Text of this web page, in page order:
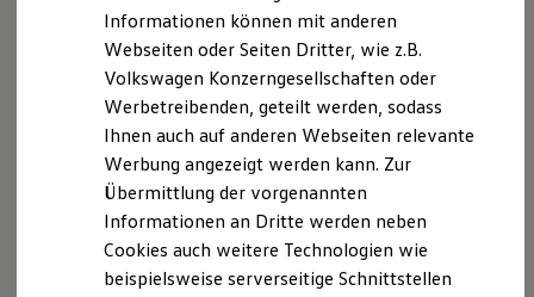
Golf Kollektion
Volkswagen Kollektion
R-Kollektion
GTI Kollektion
Fußball Drop
we drive football
#wedriveproud
Besitzer und Service
myVolkswagen
Software Updates
Service und Ersatzteile
Inspektion und HU/AU
Telefonschnittstelle „Comfort“ mit induktiver Ladefunktion
und vielem mehr.
VariantStyle
Mit 17-Zoll-Leichtmetallrädern „Nottingham“,
Fahrprofilauswahl, LED-Plus-Scheinwerfern, 30-farbiger
Ambientebeleuchtung, ergoActive-Sitzen, Mittelbahnen der
Vorder- und der äußeren Rücksitze in Mikrovlies „ArtVelours
Eco“, Klimaanlage „Air Care Climatronic“ mit 3-Zonen-
Informationen können mit anderen
Webseiten oder Seiten Dritter, wie z.B.
Volkswagen Konzerngesellschaften oder
Werbetreibenden, geteilt werden, sodass
Ihnen auch auf anderen Webseiten relevante
Werbung angezeigt werden kann. Zur
Übermittlung der vorgenannten
Informationen an Dritte werden neben
Cookies auch weitere Technologien wie
beispielsweise serverseitige Schnittstellen